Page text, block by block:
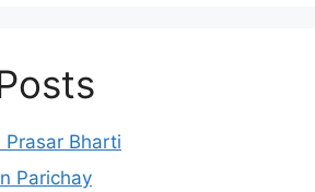
Prasar Bharti
Parichay